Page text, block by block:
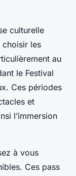
culturelle
choisir les
au
le Festival
Ces périodes
et
l’immersion
à vous
Ces pass